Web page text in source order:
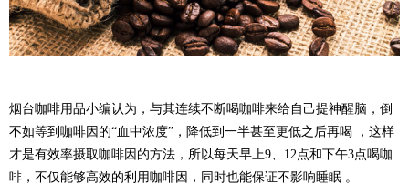
烟台咖啡用品小编认为，与其连续不断喝咖啡来给自己提神醒脑，倒
不如等到咖啡因的“血中浓度”，降低到一半甚至更低之后再喝 ，这样
才是有效率摄取咖啡因的方法，所以每天早上9、12点和下午3点喝咖
啡，不仅能够高效的利用咖啡因，同时也能保证不影响睡眠 。